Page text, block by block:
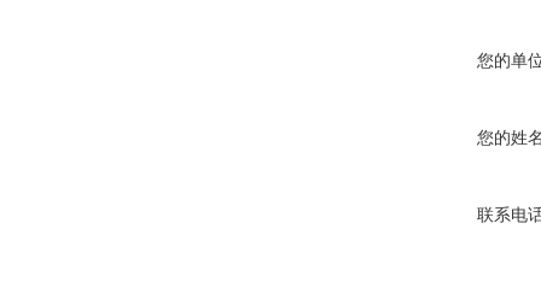
您的单
您的姓
联系电